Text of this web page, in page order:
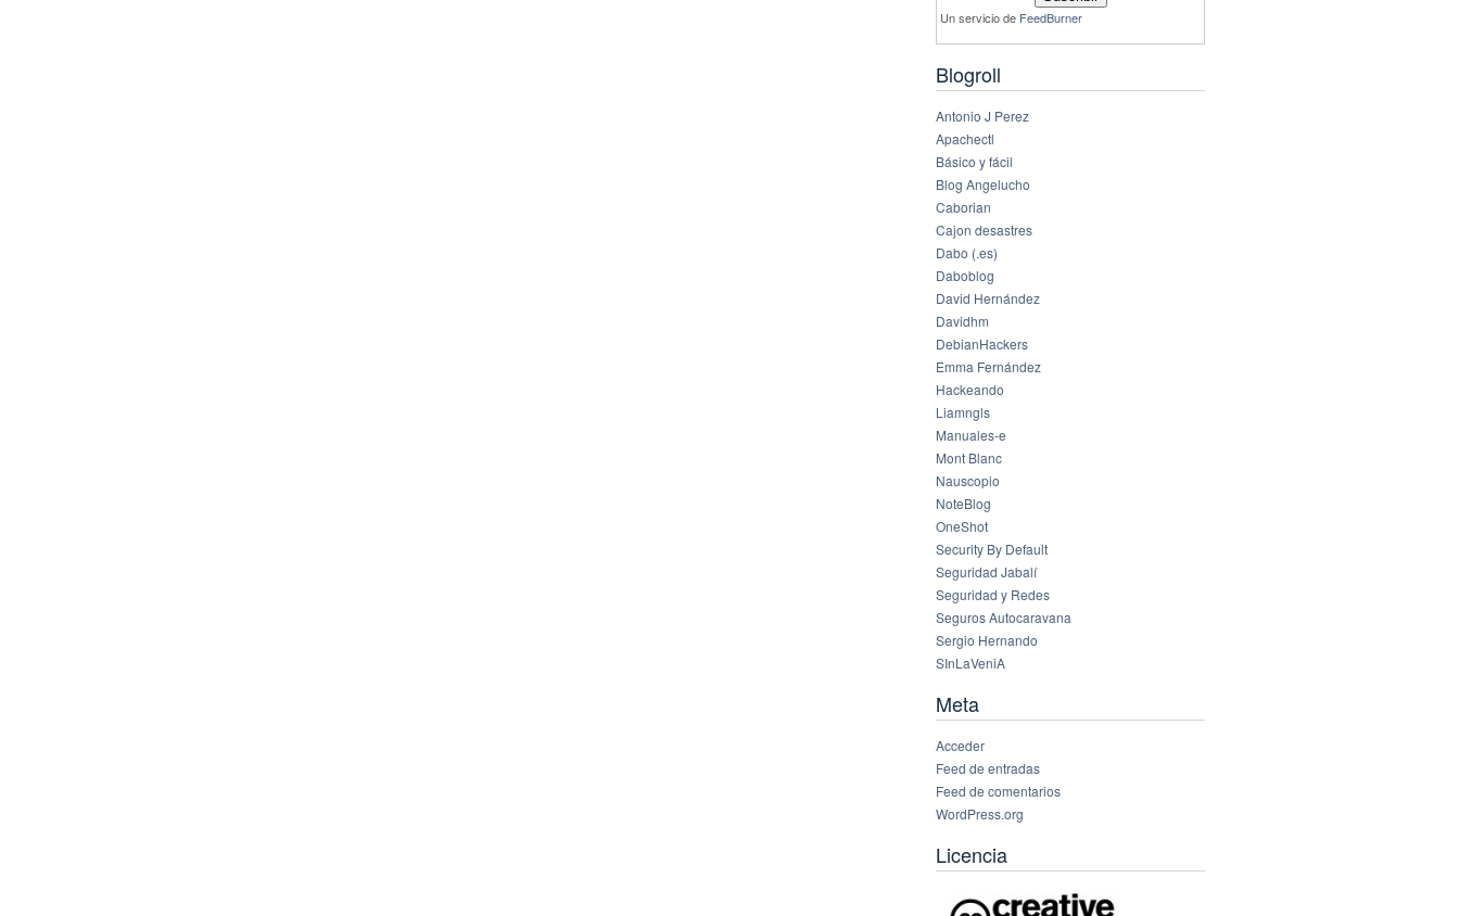
Un servicio de FeedBurner
Blogroll
Antonio J Perez
Apachectl
Básico y fácil
Blog Angelucho
Caborian
Cajon desastres
Dabo (.es)
Daboblog
David Hernández
Davidhm
DebianHackers
Emma Fernández
Hackeando
Liamngls
Manuales-e
Mont Blanc
Nauscopio
NoteBlog
OneShot
Security By Default
Seguridad Jabalí
Seguridad y Redes
Seguros Autocaravana
Sergio Hernando
SInLaVeniA
Meta
Acceder
Feed de entradas
Feed de comentarios
WordPress.org
Licencia